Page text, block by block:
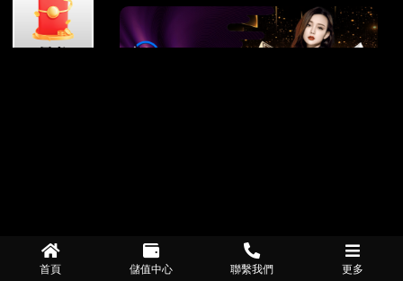
首頁 儲值中心 聯繫我們 更多